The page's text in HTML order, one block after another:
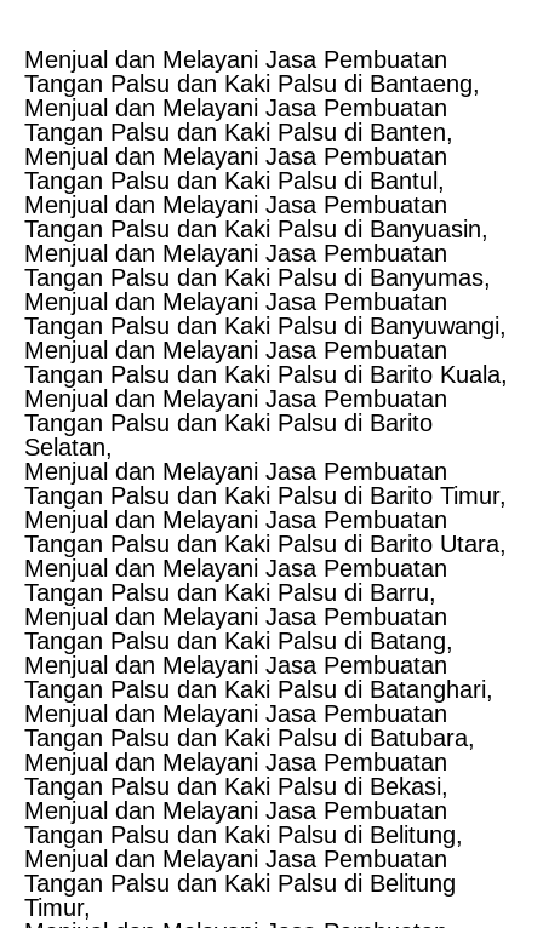
Menjual dan Melayani Jasa Pembuatan
Tangan Palsu dan Kaki Palsu di Bantaeng,
Menjual dan Melayani Jasa Pembuatan
Tangan Palsu dan Kaki Palsu di Banten,
Menjual dan Melayani Jasa Pembuatan
Tangan Palsu dan Kaki Palsu di Bantul,
Menjual dan Melayani Jasa Pembuatan
Tangan Palsu dan Kaki Palsu di Banyuasin,
Menjual dan Melayani Jasa Pembuatan
Tangan Palsu dan Kaki Palsu di Banyumas,
Menjual dan Melayani Jasa Pembuatan
Tangan Palsu dan Kaki Palsu di Banyuwangi,
Menjual dan Melayani Jasa Pembuatan
Tangan Palsu dan Kaki Palsu di Barito Kuala,
Menjual dan Melayani Jasa Pembuatan
Tangan Palsu dan Kaki Palsu di Barito
Selatan,
Menjual dan Melayani Jasa Pembuatan
Tangan Palsu dan Kaki Palsu di Barito Timur,
Menjual dan Melayani Jasa Pembuatan
Tangan Palsu dan Kaki Palsu di Barito Utara,
Menjual dan Melayani Jasa Pembuatan
Tangan Palsu dan Kaki Palsu di Barru,
Menjual dan Melayani Jasa Pembuatan
Tangan Palsu dan Kaki Palsu di Batang,
Menjual dan Melayani Jasa Pembuatan
Tangan Palsu dan Kaki Palsu di Batanghari,
Menjual dan Melayani Jasa Pembuatan
Tangan Palsu dan Kaki Palsu di Batubara,
Menjual dan Melayani Jasa Pembuatan
Tangan Palsu dan Kaki Palsu di Bekasi,
Menjual dan Melayani Jasa Pembuatan
Tangan Palsu dan Kaki Palsu di Belitung,
Menjual dan Melayani Jasa Pembuatan
Tangan Palsu dan Kaki Palsu di Belitung
Timur,